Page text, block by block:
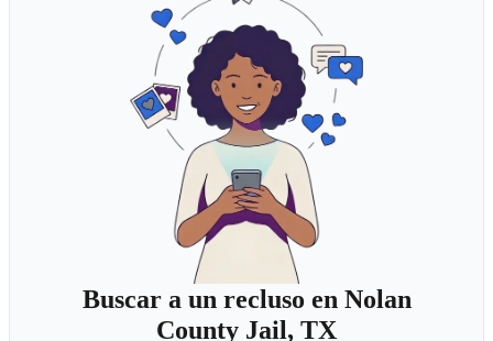
Buscar a un recluso en Nolan
County Jail, TX